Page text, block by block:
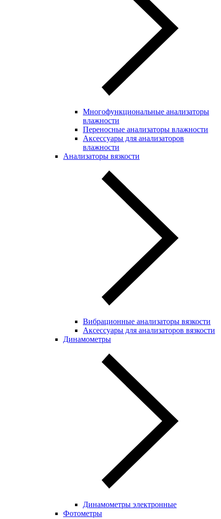
Многофункциональные анализаторы
влажности
Переносные анализаторы влажности
Аксессуары для анализаторов
влажности
Анализаторы вязкости
Вибрационные анализаторы вязкости
Аксессуары для анализаторов вязкости
Динамометры
Динамометры электронные
Фотометры